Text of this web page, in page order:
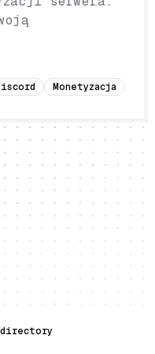
Monetyzacja